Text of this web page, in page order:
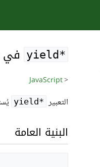
yield*‎ في JavaScript
<
JavaScript
التعبير yield*‎
البنية العامة